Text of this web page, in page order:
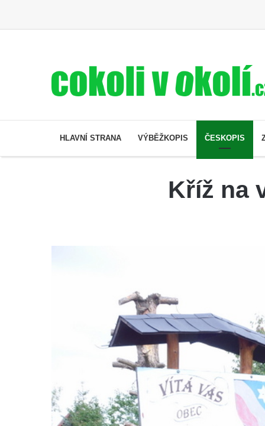
HLAVNÍ STRANA VÝBĚŽKOPIS ČESKOPIS
Kříž na